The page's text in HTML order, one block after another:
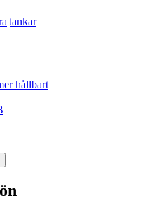
hållbart